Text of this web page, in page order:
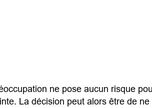
ne pose aucun risque
La décision peut alors être de